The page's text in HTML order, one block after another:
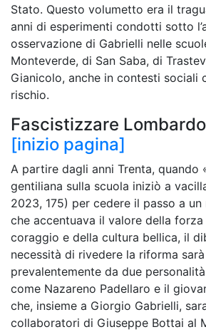
Stato. Questo volumetto era il
anni di esperimenti condotti sotto
osservazione di Gabrielli nelle
Monteverde, di San Saba, di
Gianicolo, anche in contesti sociali
rischio.
Fascistizzare
[inizio pagina]
A partire dagli anni Trenta, quando
gentiliana sulla scuola iniziò a
2023, 175) per cedere il passo a
che accentuava il valore della
coraggio e della cultura bellica, il
necessità di rivedere la riforma
prevalentemente da due
come Nazareno Padellaro e il
che, insieme a Giorgio Gabrielli,
collaboratori di Giuseppe Bottai al